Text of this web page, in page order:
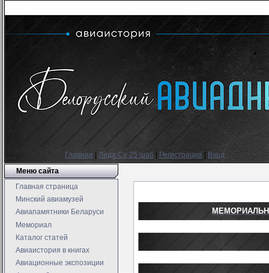
Главная Лида Су-25 шаб Регистрация
Вход
Меню сайта
Главная страница
Минский авиамузей
Авиапамятники Беларуси
Мемориал
Каталог статей
Авиаистория в книгах
Авиационные экспозиции